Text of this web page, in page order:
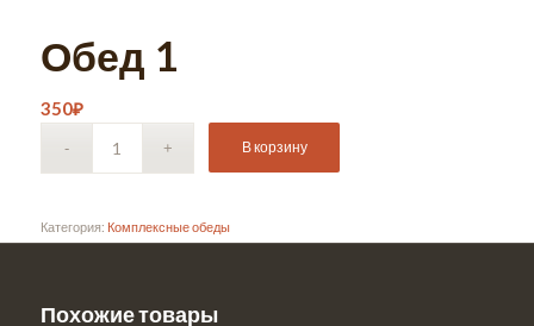
Обед 1
350₽
В корзину
Категория: Комплексные обеды
Похожие товары